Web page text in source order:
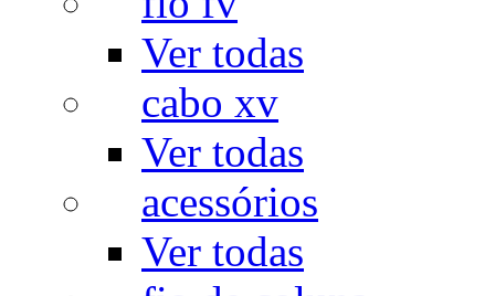
Ver todas
cabo xv
Ver todas
acessórios
Ver todas